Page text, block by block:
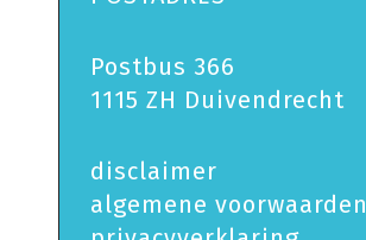
Postbus 366
1115 ZH Duivendrecht
disclaimer
algemene voorwaarden